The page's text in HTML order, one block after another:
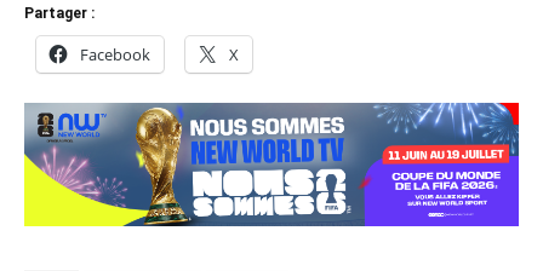
Partager :
Facebook X